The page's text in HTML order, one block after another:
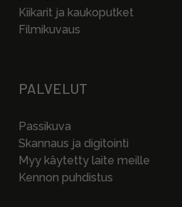
Kiikarit ja kaukoputket
Filmikuvaus
PALVELUT
Passikuva
Skannaus ja digitointi
Myy käytetty laite meille
Kennon puhdistus